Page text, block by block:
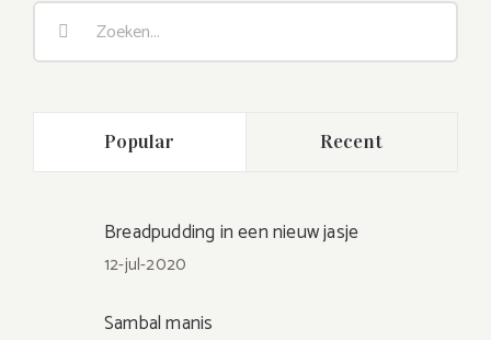
Zoeken
Popular Recent
Breadpudding in een nieuw jasje
12-jul-2020
Sambal manis